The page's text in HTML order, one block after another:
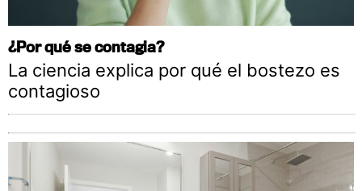
¿Por qué se contagia?
La ciencia explica por qué el bostezo es
contagioso